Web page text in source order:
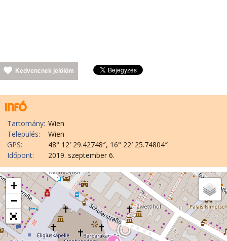
Kedvencnek jelölöm
Tartomány: Wien
Település:
Wien
GPS:
48° 12′ 29.42748″, 16° 22′ 25.74804″
Időpont:
2019. szeptember 6.
+
−